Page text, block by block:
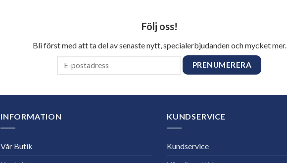
Följ oss!
Bli först med att ta del av senaste nytt, specialerbjudanden och mycket mer.
INFORMATION
Vår Butik
KUNDSERVICE
Kundservice